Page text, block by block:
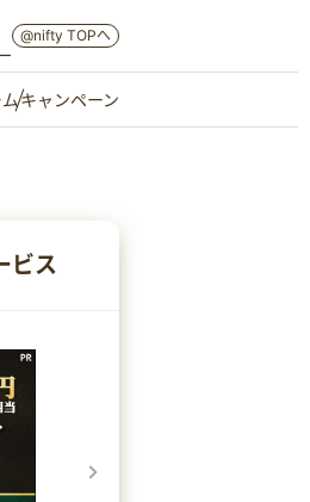
@nifty TOPへ
キャンペーン
ビス